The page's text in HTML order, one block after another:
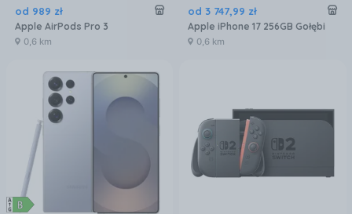
od 989 zł
Apple AirPods Pro 3
0,6 km
od 3 747,99 zł
Apple iPhone 17 256GB Gołębi
0,6 km